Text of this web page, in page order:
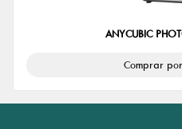
ANYCUBIC
Comprar